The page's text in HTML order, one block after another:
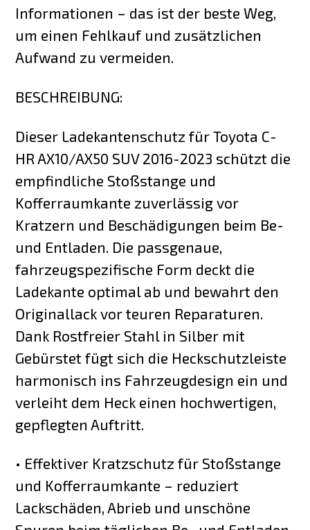
Informationen – das ist der beste Weg,
um einen Fehlkauf und zusätzlichen
Aufwand zu vermeiden.
BESCHREIBUNG:
Dieser Ladekantenschutz für Toyota C-
HR AX10/AX50 SUV 2016-2023 schützt die
empfindliche Stoßstange und
Kofferraumkante zuverlässig vor
Kratzern und Beschädigungen beim Be-
und Entladen. Die passgenaue,
fahrzeugspezifische Form deckt die
Ladekante optimal ab und bewahrt den
Originallack vor teuren Reparaturen.
Dank Rostfreier Stahl in Silber mit
Gebürstet fügt sich die Heckschutzleiste
harmonisch ins Fahrzeugdesign ein und
verleiht dem Heck einen hochwertigen,
gepflegten Auftritt.
• Effektiver Kratzschutz für Stoßstange
und Kofferraumkante – reduziert
Lackschäden, Abrieb und unschöne